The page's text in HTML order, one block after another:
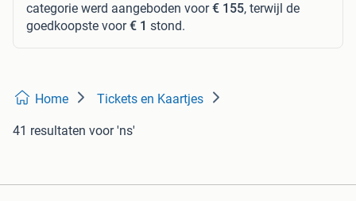
categorie werd aangeboden voor€ 155, terwijl de
goedkoopste voor€ 1 stond.
Home Tickets en Kaartjes
41 resultaten voor 'ns'